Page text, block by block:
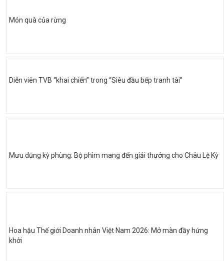
Món quà của rừng
Diễn viên TVB “khai chiến” trong “Siêu đầu bếp tranh tài”
Mưu dũng kỳ phùng: Bộ phim mang đến giải thưởng cho Châu Lệ Kỳ
Hoa hậu Thế giới Doanh nhân Việt Nam 2026: Mở màn đầy hứng
khởi